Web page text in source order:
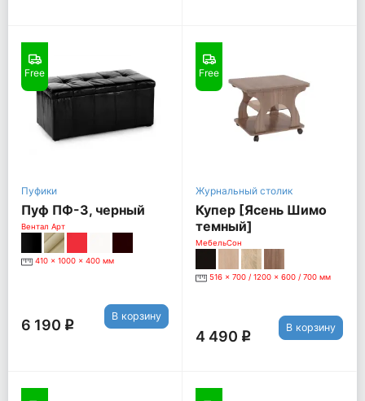
Free
Пуфики
Пуф ПФ-3, черный
Вентал Арт
410 x 1000 x 400 мм
6 190 q
В корзину
Free
Журнальный столик
Купер [Ясень Шимо
темный]
МебельСон
516 x 700 / 1200 x 600 / 700 мм
4 490 q
В корзину